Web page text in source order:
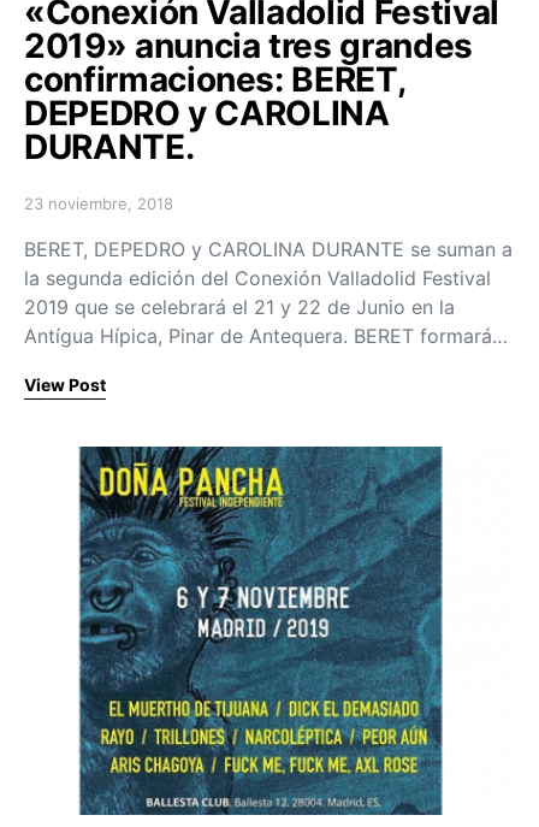
«Conexión Valladolid Festival
2019» anuncia tres grandes
confirmaciones: BERET,
DEPEDRO y CAROLINA
DURANTE.
Posted on
23 noviembre, 2018
BERET, DEPEDRO y CAROLINA DURANTE se suman a
la segunda edición del Conexión Valladolid Festival
2019 que se celebrará el 21 y 22 de Junio en la
Antígua Hípica, Pinar de Antequera. BERET formará…
View Post